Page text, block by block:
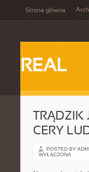
Strona główna
REAL
CERY
POSTED BY
WYŁĄCZONA